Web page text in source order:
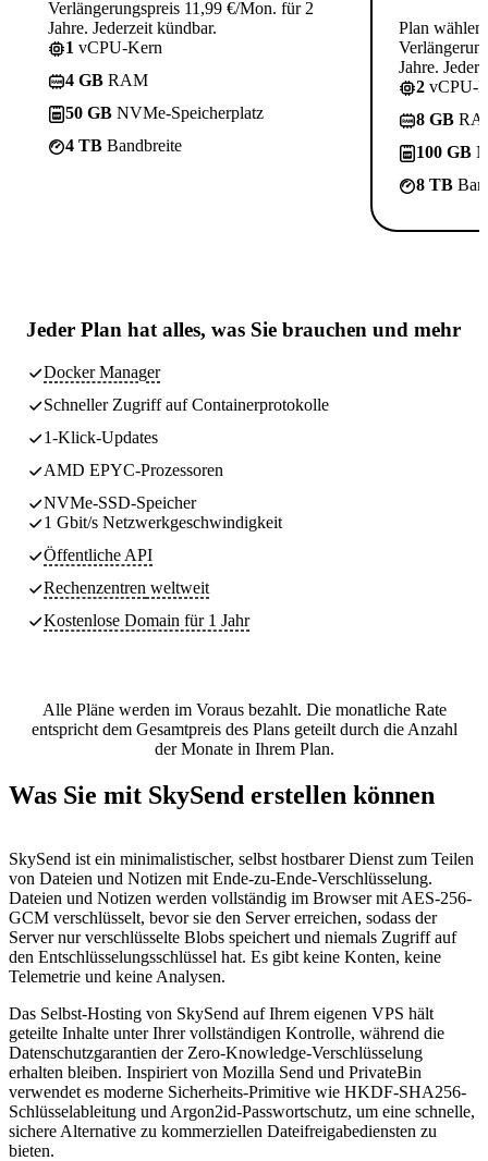
Verlängerungspreis 11,99 €/Mon. für 2
Jahre. Jederzeit kündbar.
1 vCPU-Kern
4 GB RAM
50 GB NVMe-Speicherplatz
4 TB Bandbreite
Plan wählen
Jahre.
2 vCPU-
8 GB
100 GB
8 TB
Jeder Plan hat alles, was Sie brauchen und mehr
Docker Manager
Schneller Zugriff auf Containerprotokolle
1-Klick-Updates
AMD EPYC-Prozessoren
NVMe-SSD-Speicher
1 Gbit/s Netzwerkgeschwindigkeit
Öffentliche API
Rechenzentren weltweit
Kostenlose Domain für 1 Jahr
Alle Pläne werden im Voraus bezahlt. Die monatliche Rate
entspricht dem Gesamtpreis des Plans geteilt durch die Anzahl
der Monate in Ihrem Plan.
Was Sie mit SkySend erstellen können
SkySend ist ein minimalistischer, selbst hostbarer Dienst zum Teilen
von Dateien und Notizen mit Ende-zu-Ende-Verschlüsselung.
Dateien und Notizen werden vollständig im Browser mit AES-256-
GCM verschlüsselt, bevor sie den Server erreichen, sodass der
Server nur verschlüsselte Blobs speichert und niemals Zugriff auf
den Entschlüsselungsschlüssel hat. Es gibt keine Konten, keine
Telemetrie und keine Analysen.
Das Selbst-Hosting von SkySend auf Ihrem eigenen VPS hält
geteilte Inhalte unter Ihrer vollständigen Kontrolle, während die
Datenschutzgarantien der Zero-Knowledge-Verschlüsselung
erhalten bleiben. Inspiriert von Mozilla Send und PrivateBin
verwendet es moderne Sicherheits-Primitive wie HKDF-SHA256-
Schlüsselableitung und Argon2id-Passwortschutz, um eine schnelle,
sichere Alternative zu kommerziellen Dateifreigabediensten zu
bieten.